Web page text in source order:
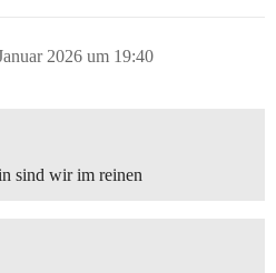
2026 um 19:40
sind wir im reinen